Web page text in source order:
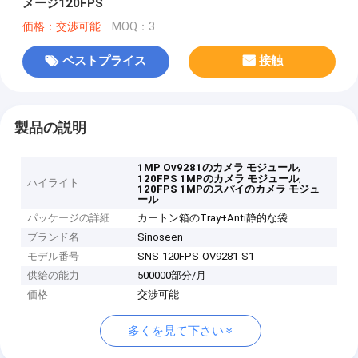
メージ120FPS
価格：交渉可能 MOQ：3
ベストプライス 接触
製品の説明
ハイライト
1MP Ov9281のカメラ モジュール,
120FPS 1MPのカメラ モジュール,
120FPS 1MPのスパイのカメラ モジュ
ール
パッケージの詳細
カートン箱のTray+Anti静的な袋
ブランド名
Sinoseen
モデル番号
SNS-120FPS-OV9281-S1
供給の能力
500000部分/月
価格
交渉可能
多くを見て下さい